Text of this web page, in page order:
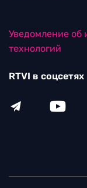
Уведомление об
технологий
RTVI в соцсетях